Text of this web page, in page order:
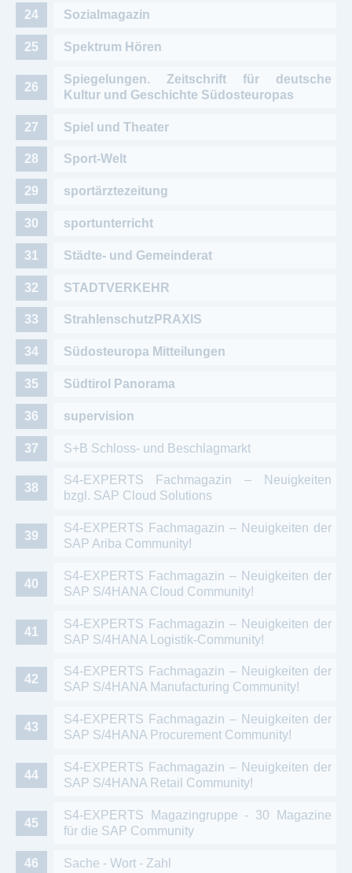
Sozialmagazin
Spektrum Hören
Spiegelungen. Zeitschrift für deutsche
Kultur und Geschichte Südosteuropas
Spiel und Theater
Sport-Welt
sportärztezeitung
sportunterricht
Städte- und Gemeinderat
STADTVERKEHR
StrahlenschutzPRAXIS
Südosteuropa Mitteilungen
Südtirol Panorama
supervision
S+B Schloss- und Beschlagmarkt
S4-EXPERTS Fachmagazin – Neuigkeiten
bzgl. SAP Cloud Solutions
S4-EXPERTS Fachmagazin – Neuigkeiten der
SAP Ariba Community!
S4-EXPERTS Fachmagazin – Neuigkeiten der
SAP S/4HANA Cloud Community!
S4-EXPERTS Fachmagazin – Neuigkeiten der
SAP S/4HANA Logistik-Community!
S4-EXPERTS Fachmagazin – Neuigkeiten der
SAP S/4HANA Manufacturing Community!
S4-EXPERTS Fachmagazin – Neuigkeiten der
SAP S/4HANA Procurement Community!
S4-EXPERTS Fachmagazin – Neuigkeiten der
SAP S/4HANA Retail Community!
S4-EXPERTS Magazingruppe - 30 Magazine
für die SAP Community
Sache - Wort - Zahl